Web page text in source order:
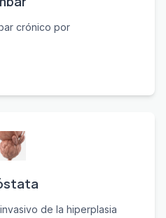
crónico por
de la hiperplasia